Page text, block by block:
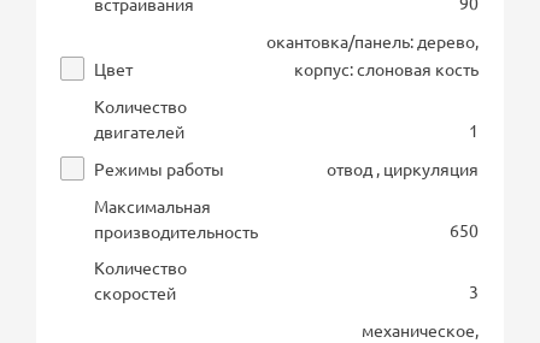
Цвет
окантовка/панель: дерево,
корпус: слоновая кость
Количество
двигателей
1
Режимы работы
отвод , циркуляция
Максимальная
производительность
650
Количество
скоростей
3
механическое,